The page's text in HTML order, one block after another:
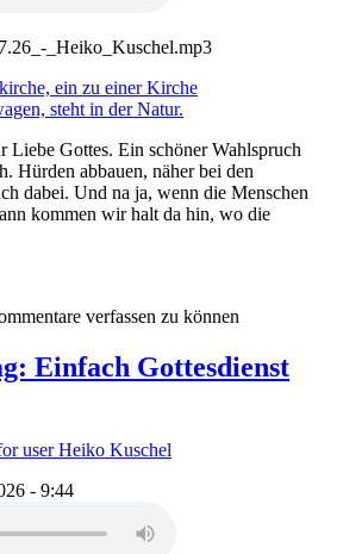
_Heiko_Kuschel.mp3
Liebe Gottes. Ein schöner Wahlspruch
Hürden abbauen, näher bei den
dabei. Und na ja, wenn die Menschen
kommen wir halt da hin, wo die
verfassen zu können
Einfach Gottesdienst
- 9:44